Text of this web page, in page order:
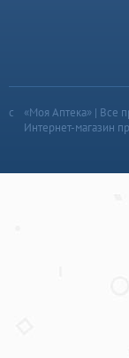
«Моя Аптека» | Все
Интернет-магазин